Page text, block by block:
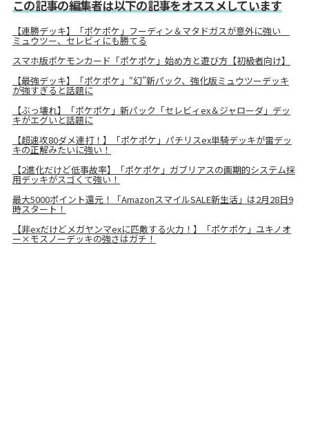
この記事の編集者は以下の記事をオススメしています
【連勝デッキ】「ポケポケ」フーディン＆マタドガスが意外に強い
ミュウツー、セレビィにも勝てる
スマホ版ポケモンカード「ポケポケ」始め方と遊び方【初級者向け】
【最強デッキ】「ポケポケ」“幻”新パック、強化版ミュウツーデッキ
が強すぎると話題に
【ぶっ壊れ】「ポケポケ」新パック「セレビィex＆ジャローダ」デッ
キがエグいと話題に
【超速攻80ダメ連打！】「ポケポケ」パチリスex単騎デッキが雷デッ
キの正解みたいに強い！
【2進化だけど低事故率】「ポケポケ」ガブリアスの画期的システム採
用デッキがスゴくて強い！
最大5000ポイント還元！「AmazonスマイルSALE新生活」は2月28日9
時スタート！
【非exだけどメガヤンマexに匹敵する火力！】「ポケポケ」ユキノオ
ー×モスノーデッキの強さはガチ！